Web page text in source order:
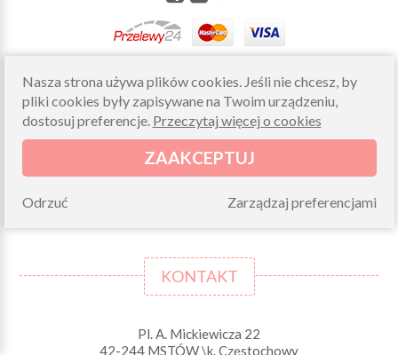
ZAMÓWIENIA
Pytania i odpowiedzi
Zwroty i reklamacje
Składanie zamówień
KONTAKT
Pl. A. Mickiewicza 22
42-244 MSTÓW \k. Częstochowy
Nasza strona używa plików cookies. Jeśli nie chcesz, by
pliki cookies były zapisywane na Twoim urządzeniu,
dostosuj preferencje. Przeczytaj więcej o cookies
ZAAKCEPTUJ
Zarządzaj preferencjami
Odrzuć